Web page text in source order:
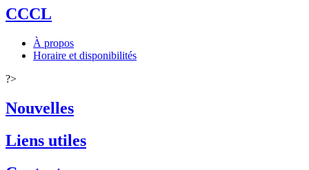
CCCL
À propos
Horaire et disponibilités
?>
Nouvelles
Liens utiles